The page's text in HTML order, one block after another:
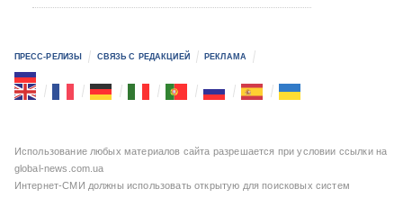
ПРЕСС-РЕЛИЗЫ СВЯЗЬ С РЕДАКЦИЕЙ РЕКЛАМА
Использование любых материалов сайта разрешается при условии ссылки на
global-news.com.ua
Интернет-СМИ должны использовать открытую для поисковых систем